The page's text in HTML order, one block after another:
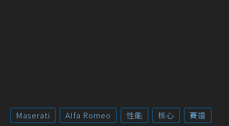
Maserati Alfa Romeo 性能 核心 賽道